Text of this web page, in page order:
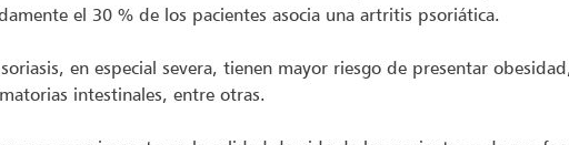
el 30 % de los pacientes asocia una artritis psoriática.
en especial severa, tienen mayor riesgo de presentar
intestinales, entre otras.